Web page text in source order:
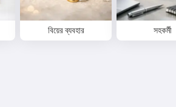
বিয়ের ব্যবহার সহকর্মী